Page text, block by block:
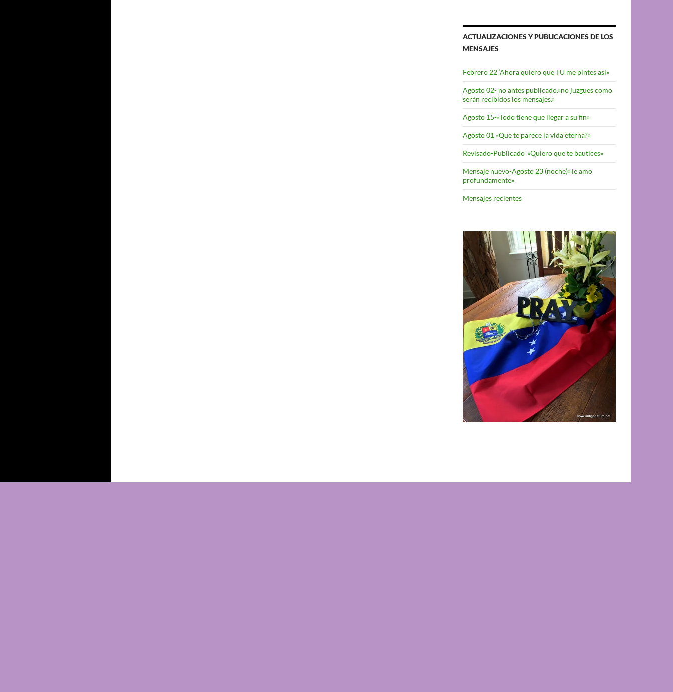
ACTUALIZACIONES Y PUBLICACIONES DE LOS
MENSAJES
Febrero 22 ‘Ahora quiero que TU me pintes asi»
Agosto 02- no antes publicado.»no juzgues como
serán recibidos los mensajes.»
Agosto 15-«Todo tiene que llegar a su fin»
Agosto 01 «Que te parece la vida eterna?»
Revisado-Publicado’ «Quiero que te bautices»
Mensaje nuevo-Agosto 23 (noche)»Te amo
profundamente»
Mensajes recientes